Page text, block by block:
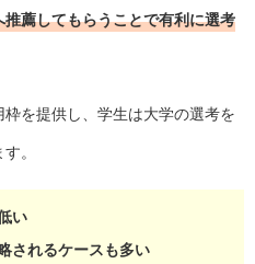
推薦してもらうことで有利に選考
を提供し、学生は大学の選考を
。
い
されるケースも多い